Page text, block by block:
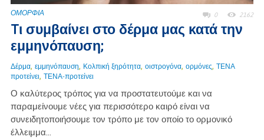
ΟΜΟΡΦΙΑ 0 2162
Tι συμβαίνει στο δέρμα μας κατά την
εμμηνόπαυση;
Δέρμα, εμμηνόπαυση, Κολπική ξηρότητα, οιστρογόνα, ορμόνες, ΤΕΝΑ
προτείνει, ΤΕΝΑ-προτείνει
Ο καλύτερος τρόπος για να προστατευτούμε και να
παραμείνουμε νέες για περισσότερο καιρό είναι να
συνειδητοποιήσουμε τον τρόπο με τον οποίο το ορμονικό
έλλειμμα...